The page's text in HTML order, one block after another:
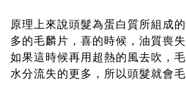
原理上來說頭髮為蛋白質所組成
多的毛麟片，喜的時候，油質喪
如果這時候再用超熱的風去吹，
水分流失的更多，所以頭髮就會